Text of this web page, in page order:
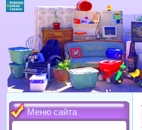
Меню сайта